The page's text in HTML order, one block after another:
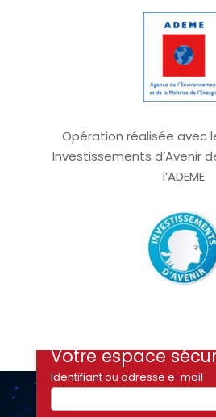
Opération réalisée avec
Investissements d’Avenir
l’ADEME
Votre espace
Identifiant ou adresse e-mail